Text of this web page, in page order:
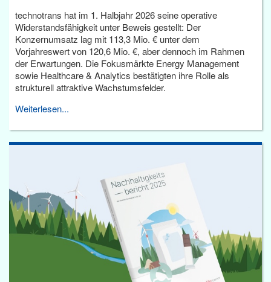
technotrans hat im 1. Halbjahr 2026 seine operative
Widerstandsfähigkeit unter Beweis gestellt: Der
Konzernumsatz lag mit 113,3 Mio. € unter dem
Vorjahreswert von 120,6 Mio. €, aber dennoch im Rahmen
der Erwartungen. Die Fokusmärkte Energy Management
sowie Healthcare & Analytics bestätigten ihre Rolle als
strukturell attraktive Wachstumsfelder.
Weiterlesen...